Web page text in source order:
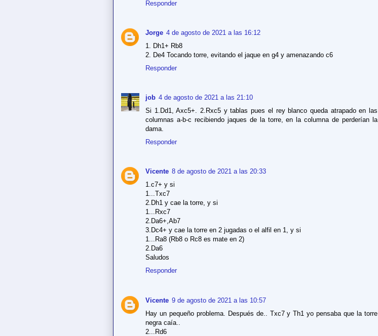
Responder
Jorge 4 de agosto de 2021 a las 16:12
1. Dh1+ Rb8
2. De4 Tocando torre, evitando el jaque en g4 y amenazando c6
Responder
job 4 de agosto de 2021 a las 21:10
Si 1.Dd1, Axc5+. 2.Rxc5 y tablas pues el rey blanco queda atrapado en las
columnas a-b-c recibiendo jaques de la torre, en la columna de perderían la
dama.
Responder
Vicente 8 de agosto de 2021 a las 20:33
1.c7+ y si
1...Txc7
2.Dh1 y cae la torre, y si
1...Rxc7
2.Da6+,Ab7
3.Dc4+ y cae la torre en 2 jugadas o el alfil en 1, y si
1...Ra8 (Rb8 o Rc8 es mate en 2)
2.Da6
Saludos
Responder
Vicente 9 de agosto de 2021 a las 10:57
Hay un pequeño problema. Después de.. Txc7 y Th1 yo pensaba que la torre
negra caía..
2...Rd6